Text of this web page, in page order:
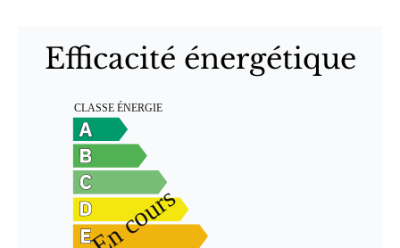
Efficacité énergétique